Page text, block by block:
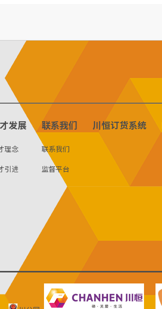
发展
理念
引进
联系我们
联系我们
监督平台
川恒订货系统